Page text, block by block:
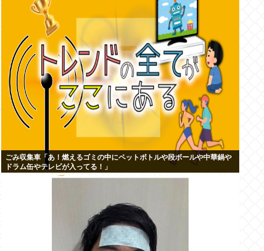
ごみ収集車「あ！燃えるゴミの中にペットボトルや段ボールや中華鍋や
ドラム缶やテレビが入ってる！」